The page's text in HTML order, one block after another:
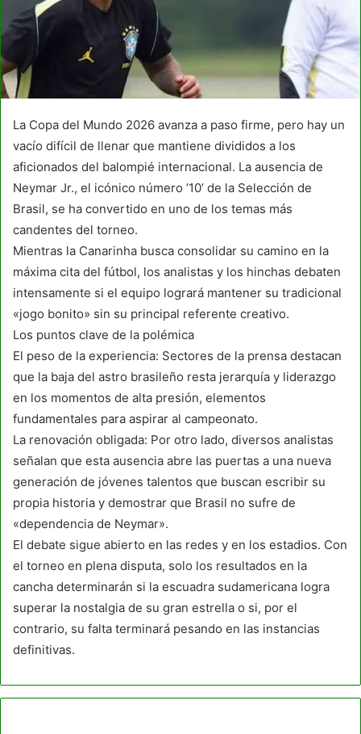
La Copa del Mundo 2026 avanza a paso firme, pero hay un
vacío difícil de llenar que mantiene divididos a los
aficionados del balompié internacional. La ausencia de
Neymar Jr., el icónico número ’10’ de la Selección de
Brasil, se ha convertido en uno de los temas más
candentes del torneo.
Mientras la Canarinha busca consolidar su camino en la
máxima cita del fútbol, los analistas y los hinchas debaten
intensamente si el equipo logrará mantener su tradicional
«jogo bonito» sin su principal referente creativo.
Los puntos clave de la polémica
El peso de la experiencia: Sectores de la prensa destacan
que la baja del astro brasileño resta jerarquía y liderazgo
en los momentos de alta presión, elementos
fundamentales para aspirar al campeonato.
La renovación obligada: Por otro lado, diversos analistas
señalan que esta ausencia abre las puertas a una nueva
generación de jóvenes talentos que buscan escribir su
propia historia y demostrar que Brasil no sufre de
«dependencia de Neymar».
El debate sigue abierto en las redes y en los estadios. Con
el torneo en plena disputa, solo los resultados en la
cancha determinarán si la escuadra sudamericana logra
superar la nostalgia de su gran estrella o si, por el
contrario, su falta terminará pesando en las instancias
definitivas.